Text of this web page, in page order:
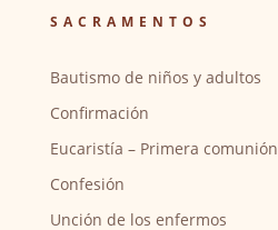
SACRAMENTOS
Bautismo de niños y adultos
Confirmación
Eucaristía – Primera comunión
Confesión
Unción de los enfermos